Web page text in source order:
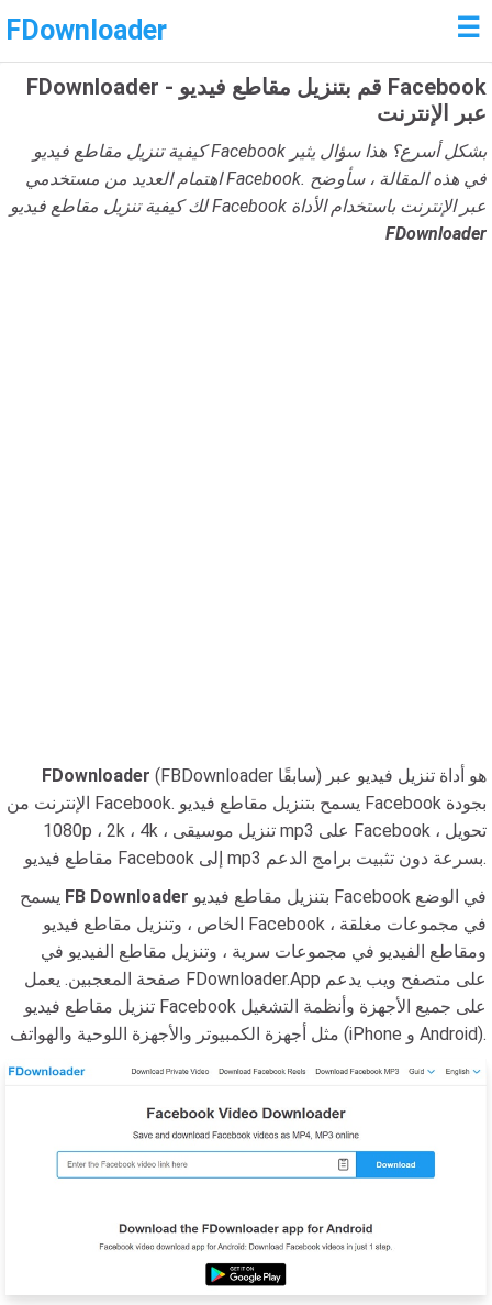
FDownloader ☰
FDownloader - قم بتنزيل مقاطع فيديو Facebook
عبر الإنترنت
كيفية تنزيل مقاطع فيديو Facebook بشكل أسرع؟ هذا سؤال يثير
اهتمام العديد من مستخدمي Facebook. في هذه المقالة ، سأوضح
لك كيفية تنزيل مقاطع فيديو Facebook عبر الإنترنت باستخدام الأداة
FDownloader
FDownloader (FBDownloader سابقًا) هو أداة تنزيل فيديو عبر
الإنترنت من Facebook. يسمح بتنزيل مقاطع فيديو Facebook بجودة
1080p ، 2k ، 4k ، تنزيل موسيقى mp3 على Facebook ، تحويل
مقاطع فيديو Facebook إلى mp3 بسرعة دون تثبيت برامج الدعم.
FB Downloader
الخاص ، وتنزيل مقاطع فيديو Facebook في مجموعات مغلقة ،
ومقاطع الفيديو في مجموعات سرية ، وتنزيل مقاطع الفيديو في
صفحة المعجبين. يعمل FDownloader.App على متصفح ويب يدعم
تنزيل مقاطع فيديو Facebook على جميع الأجهزة وأنظمة التشغيل
مثل أجهزة الكمبيوتر والأجهزة اللوحية والهواتف (iPhone و Android).